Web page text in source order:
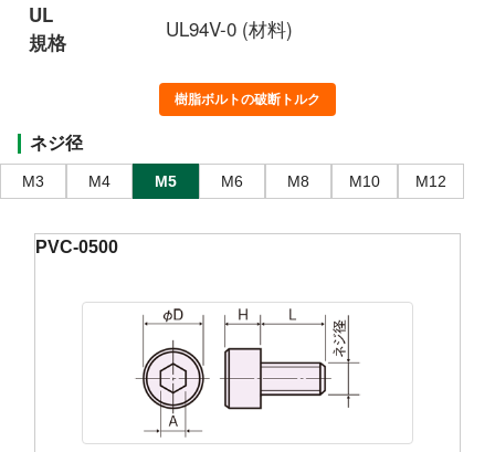
UL
規格
UL94V-0 (材料)
樹脂ボルトの破断トルク
ネジ径
M3 M4 M5 M6 M8 M10 M12
PVC-0500